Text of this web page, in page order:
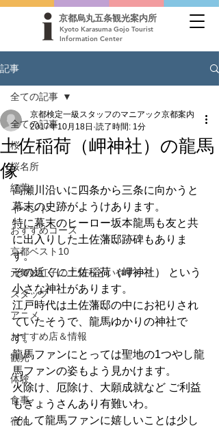
Kyoto Karasuma Gojo Tourist
Information Center
京都烏丸五条観光案内所
記事
全ての記事
桜
桜名所
紅葉
イベント
おすすめコース
京都ベスト10
元舞妓紅子の「知っといやすか？」
スタッフ
アニメ
おすすめ店＆情報
観光
体験
食事
宿泊
全ての記事
土佐稲荷（岬神社）の龍馬
像
京都検定一級スタッフのマニアック京都案内
2017年10月18日 読了時間: 1分
高瀬川沿いに四条から三条に向かうと
幕末の史跡がようけあります。
特に幕末のヒーロー坂本龍馬も友と共
に出入りした土佐藩邸跡碑もありま
す。
その近くに土佐稲荷（岬神社） という
小さな神社があります。
江戸時代は土佐藩邸の中にお祀りされ
ていたそうで、龍馬ゆかりの神社で
す。
龍馬ファンにとっては聖地の1つやし龍
馬ファンの姿もよう見かけます。
火除け、厄除け、大願成就など ご利益
もぎょうさんあり有難いわ。
そして龍馬ファンに嬉しいことは少し